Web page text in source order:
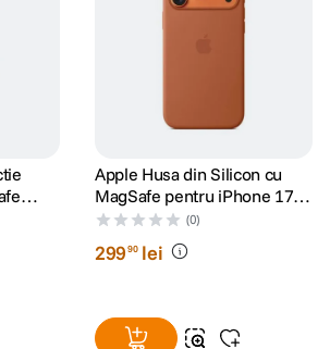
Apple Husa din Silicon cu
MagSafe pentru iPhone 17
Pro Max Terra Cotta
(0)
29990 lei